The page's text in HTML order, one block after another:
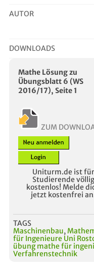
AUTOR
DOWNLOADS
Mathe Lösung zu
Übungsblatt 6 (WS
2016/17), Seite 1
ZUM
Uniturm.de ist für
Studierende völlig
kostenlos! Melde
jetzt kostenfrei
TAGS
Maschinenbau,
für Ingenieure Uni
übung mathe für
Verfahrenstechnik